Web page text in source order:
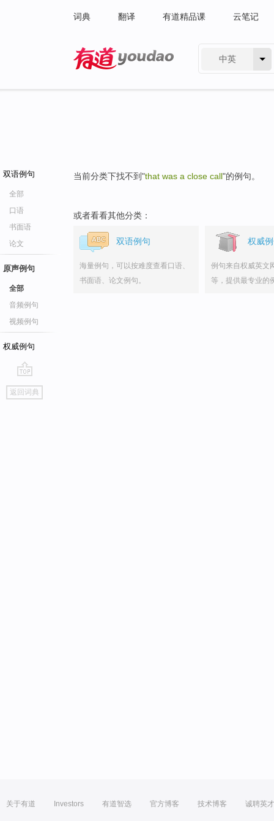
词典 翻译 有道精品课 云笔记
中英
双语例句
全部
口语
书面语
论文
原声例句
全部
音频例句
视频例句
权威例句
go
top
返回词典
当前分类下找不到"that was a close call"的例句。
或者看看其他分类：
双语例句
海量例句，可以按难度查看口语、
书面语、论文例句。
权威
例句来自权威英文
等，提供最专业的
关于有道 Investors 有道智选 官方博客 技术博客 诚聘英才